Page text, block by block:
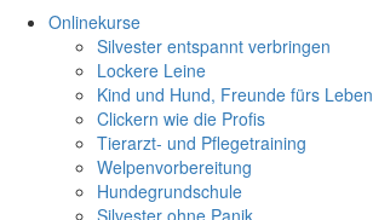
Onlinekurse
Silvester entspannt verbringen
Lockere Leine
Kind und Hund, Freunde fürs Leben
Clickern wie die Profis
Tierarzt- und Pflegetraining
Welpenvorbereitung
Hundegrundschule